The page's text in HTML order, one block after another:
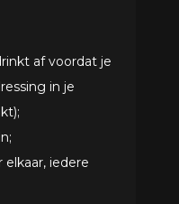
af voordat je
in je
iedere